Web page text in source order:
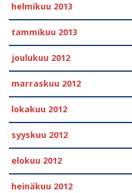
helmikuu 2013
tammikuu 2013
joulukuu 2012
marraskuu 2012
lokakuu 2012
syyskuu 2012
elokuu 2012
heinäkuu 2012